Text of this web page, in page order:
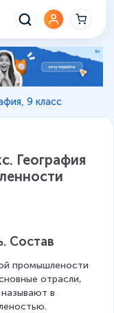
9 класс
География
Состав
промышлености
отрасли,
в